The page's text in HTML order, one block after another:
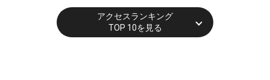
アクセスランキング
TOP 10を見る